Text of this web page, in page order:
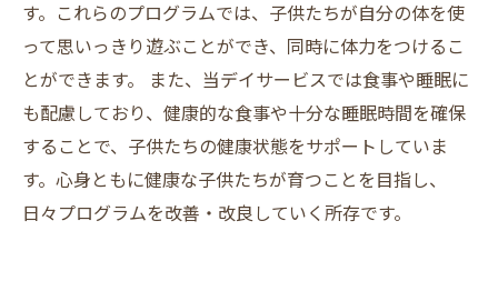
す。これらのプログラムでは、子供たちが自分の体を使
って思いっきり遊ぶことができ、同時に体力をつけるこ
とができます。 また、当デイサービスでは食事や睡眠に
も配慮しており、健康的な食事や十分な睡眠時間を確保
することで、子供たちの健康状態をサポートしていま
す。心身ともに健康な子供たちが育つことを目指し、
日々プログラムを改善・改良していく所存です。